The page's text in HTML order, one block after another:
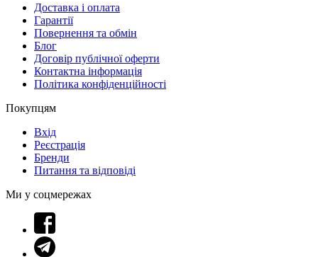
Доставка і оплата
Гарантії
Повернення та обмін
Блог
Договір публічної оферти
Контактна інформація
Політика конфіденційності
Покупцям
Вхід
Реєстрація
Бренди
Питання та відповіді
Ми у соцмережах